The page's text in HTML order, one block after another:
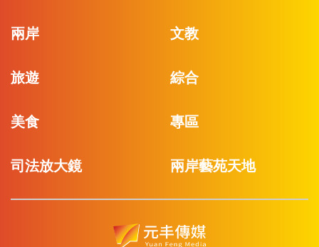
兩岸 文教
旅遊 綜合
美食 專區
司法放大鏡 兩岸藝苑天地